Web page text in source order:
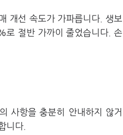
개선 속도가 가파릅니다. 생보
절반 가까이 줄었습니다. 손
사항을 충분히 안내하지 않거
니다.